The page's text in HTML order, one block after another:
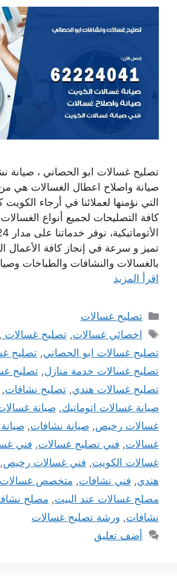
تصليح غسالات ابو الحصاني ، صيانة
صيانة واصلاح اعطال الغسالات هي
التي نؤمنها لعملائنا في أرجاء الكويت
كافة التصليحات لجميع أنواع الغسالات
تميز و سرعة في إنجاز كافة الأعمال
بالغسالات والنشافات والطباخات
اقرأ المزيد
التصنيفات
تصليح غسالات
الوسوم
اخصائي غسالات,تصليح غسالات
تصليح غسالات ابو الحصاني, تصليح
تصليح غسالات خدمة منازل, تصليح
تصليح غسالات هندي, تصليح نشافات,
صيانة غسالات اتوماتيك, صيانة
غسالات رخيص, صيانة نشافات,
غسالات, فني تصليح غسالات, فني
غسالات الكويت, فني غسالات رخيص,
هندي, فني نشافات, متخصص غسالات
مصلح غسالات عند البيت, مصلح
نشافات, ورشة تصليح غسالات
أضف تعليق